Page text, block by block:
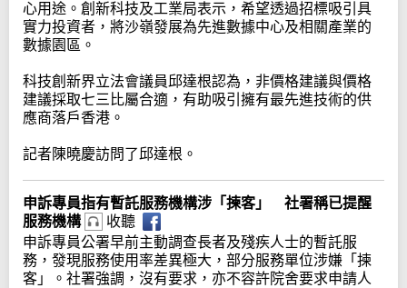
心用途。創新科技及工業局表示，希望透過招標吸引具
實力投資者，將沙嶺發展為先進數據中心及相關產業的
數據園區。
科技創新界立法會議員邱達根認為，非價格建議與價格
建議採取七三比屬合適，有助吸引擁有最先進技術的供
應商落戶香港。
記者陳曉慶訪問了邱達根。
申訴專員指有暫託服務機構涉「揀客」 社署稱已提醒
服務機構
收聽
申訴專員公署早前主動調查長者及殘疾人士的暫託服
務，發現服務使用率差異極大，部分服務單位涉嫌「揀
客」。社署強調，沒有要求，亦不容許院舍要求申請人